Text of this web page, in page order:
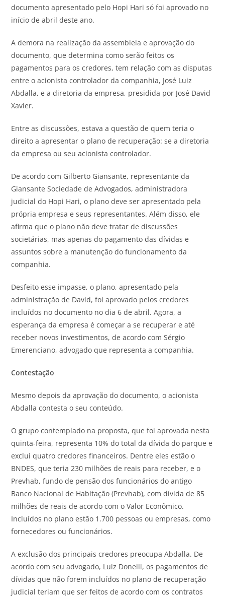
documento apresentado pelo Hopi Hari só foi aprovado no
início de abril deste ano.
A demora na realização da assembleia e aprovação do
documento, que determina como serão feitos os
pagamentos para os credores, tem relação com as disputas
entre o acionista controlador da companhia, José Luiz
Abdalla, e a diretoria da empresa, presidida por José David
Xavier.
Entre as discussões, estava a questão de quem teria o
direito a apresentar o plano de recuperação: se a diretoria
da empresa ou seu acionista controlador.
De acordo com Gilberto Giansante, representante da
Giansante Sociedade de Advogados, administradora
judicial do Hopi Hari, o plano deve ser apresentado pela
própria empresa e seus representantes. Além disso, ele
afirma que o plano não deve tratar de discussões
societárias, mas apenas do pagamento das dívidas e
assuntos sobre a manutenção do funcionamento da
companhia.
Desfeito esse impasse, o plano, apresentado pela
administração de David, foi aprovado pelos credores
incluídos no documento no dia 6 de abril. Agora, a
esperança da empresa é começar a se recuperar e até
receber novos investimentos, de acordo com Sérgio
Emerenciano, advogado que representa a companhia.
Contestação
Mesmo depois da aprovação do documento, o acionista
Abdalla contesta o seu conteúdo.
O grupo contemplado na proposta, que foi aprovada nesta
quinta-feira, representa 10% do total da dívida do parque e
exclui quatro credores financeiros. Dentre eles estão o
BNDES, que teria 230 milhões de reais para receber, e o
Prevhab, fundo de pensão dos funcionários do antigo
Banco Nacional de Habitação (Prevhab), com dívida de 85
milhões de reais de acordo com o Valor Econômico.
Incluídos no plano estão 1.700 pessoas ou empresas, como
fornecedores ou funcionários.
A exclusão dos principais credores preocupa Abdalla. De
acordo com seu advogado, Luiz Donelli, os pagamentos de
dívidas que não forem incluídos no plano de recuperação
judicial teriam que ser feitos de acordo com os contratos